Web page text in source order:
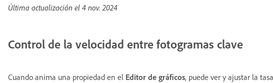
Última actualización el 4 nov. 2024
Control de la velocidad entre fotogramas clave
Cuando anima una propiedad en el Editor de gráficos, puede ver y ajustar la